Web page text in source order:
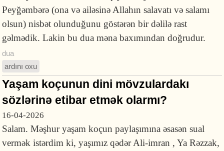
Peyğəmbərə (ona və ailəsinə Allahın salavatı və salamı
olsun) nisbət olunduğunu göstərən bir dəlilə rast
gəlmədik. Lakin bu dua məna baxımından doğrudur.
dua
ardını oxu
Yaşam koçunun dini mövzulardakı
sözlərinə etibar etmək olarmı?
16-04-2026
Salam. Məşhur yaşam koçun paylaşımına əsasən sual
vermək istərdim ki, yaşımız qədər Ali-imran , Ya Rəzzak,